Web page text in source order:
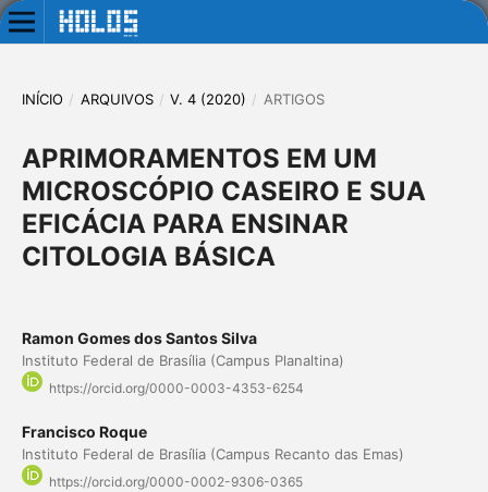
INÍCIO / ARQUIVOS / V. 4 (2020) / ARTIGOS
APRIMORAMENTOS EM UM
MICROSCÓPIO CASEIRO E SUA
EFICÁCIA PARA ENSINAR
CITOLOGIA BÁSICA
Ramon Gomes dos Santos Silva
Instituto Federal de Brasília (Campus Planaltina)
https://orcid.org/0000-0003-4353-6254
Francisco Roque
Instituto Federal de Brasília (Campus Recanto das Emas)
https://orcid.org/0000-0002-9306-0365